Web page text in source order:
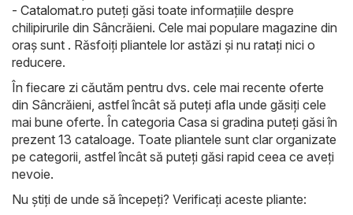
- Catalomat.ro puteți găsi toate informațiile despre
chilipirurile din Sâncrăieni. Cele mai populare magazine din
oraș sunt . Răsfoiți pliantele lor astăzi și nu ratați nici o
reducere.
În fiecare zi căutăm pentru dvs. cele mai recente oferte
din Sâncrăieni, astfel încât să puteți afla unde găsiți cele
mai bune oferte. În categoria Casa si gradina puteți găsi în
prezent 13 cataloage. Toate pliantele sunt clar organizate
pe categorii, astfel încât să puteți găsi rapid ceea ce aveți
nevoie.
Nu știți de unde să începeți? Verificați aceste pliante: